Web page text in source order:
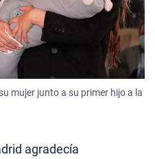
mujer junto a su primer hijo a la
agradecía